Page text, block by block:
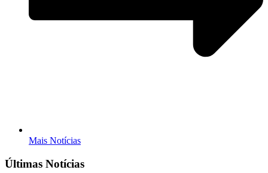
Mais Notícias
Últimas Notícias